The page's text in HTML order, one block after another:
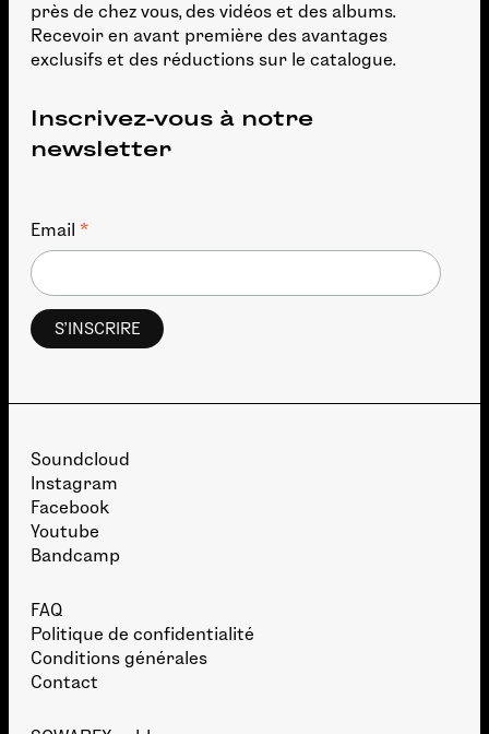
près de chez vous, des vidéos et des albums.
Recevoir en avant première des avantages
exclusifs et des réductions sur le catalogue.
Inscrivez-vous à notre
newsletter
Email *
Soundcloud
Instagram
Facebook
Youtube
Bandcamp
FAQ
Politique de confidentialité
Conditions générales
Contact